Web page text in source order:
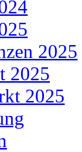
2025
2025
2025